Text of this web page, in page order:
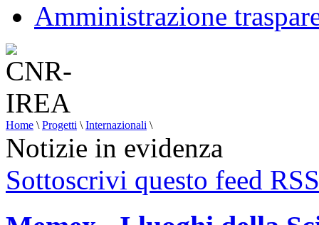
Amministrazione
Home \ Progetti \ Internazionali \
Notizie in evidenza
Sottoscrivi questo feed RSS